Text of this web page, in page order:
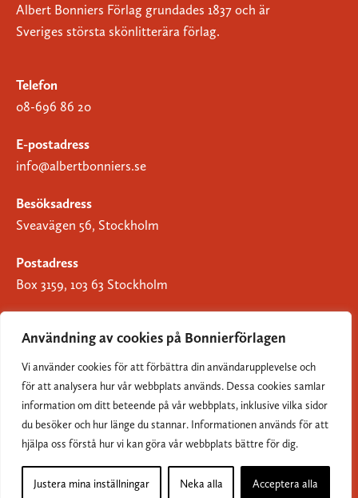
Användning av cookies på Bonnierförlagen
Vi använder cookies för att förbättra din användarupplevelse och
för att analysera hur vår webbplats används. Dessa cookies samlar
information om ditt beteende på vår webbplats, inklusive vilka sidor
du besöker och hur länge du stannar. Informationen används för att
hjälpa oss förstå hur vi kan göra vår webbplats bättre för dig.
Justera mina inställningar Neka alla Acceptera alla
Albert Bonniers Förlag grundades 1837 och är
Sveriges största skönlitterära förlag.
Telefon
08-696 86 20
E-postadress
info@albertbonniers.se
Besöksadress
Sveavägen 56, Stockholm
Postadress
Box 3159, 103 63 Stockholm
Om Bonnierförlagen
Cookies
Integritetspolicy